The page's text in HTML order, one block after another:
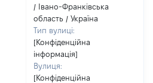
/ Івано-Франківська
область / Україна
Тип вулиці:
[Конфіденційна
інформація]
Вулиця:
[Конфіденційна